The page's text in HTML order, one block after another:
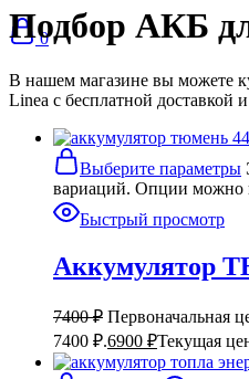
0
Подбор АКБ
В нашем магазине вы можете
Linea с бесплатной доставкой
Выберите параметры
вариаций. Опции можно
Быстрый просмотр
Аккумулятор
7400₽ Первоначальная
7400 ₽.6900 ₽Текущая